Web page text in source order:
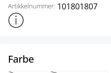
Artikkelnummer: 101801807
Vis mer produktinformasjon
Farbeselect